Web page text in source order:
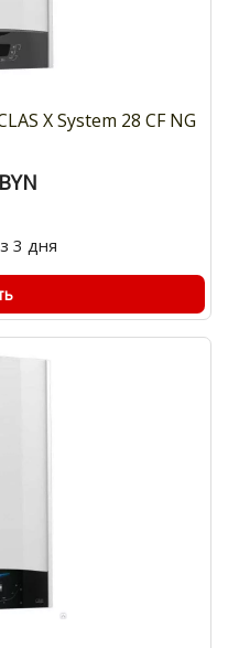
X System 28 CF NG
BYN
3 дня